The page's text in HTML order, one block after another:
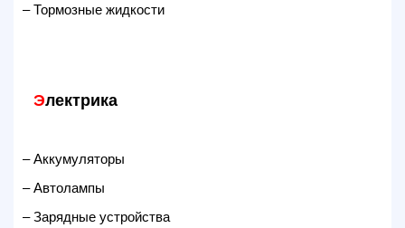
– Тормозные жидкости
Электрика
– Аккумуляторы
– Автолампы
– Зарядные устройства